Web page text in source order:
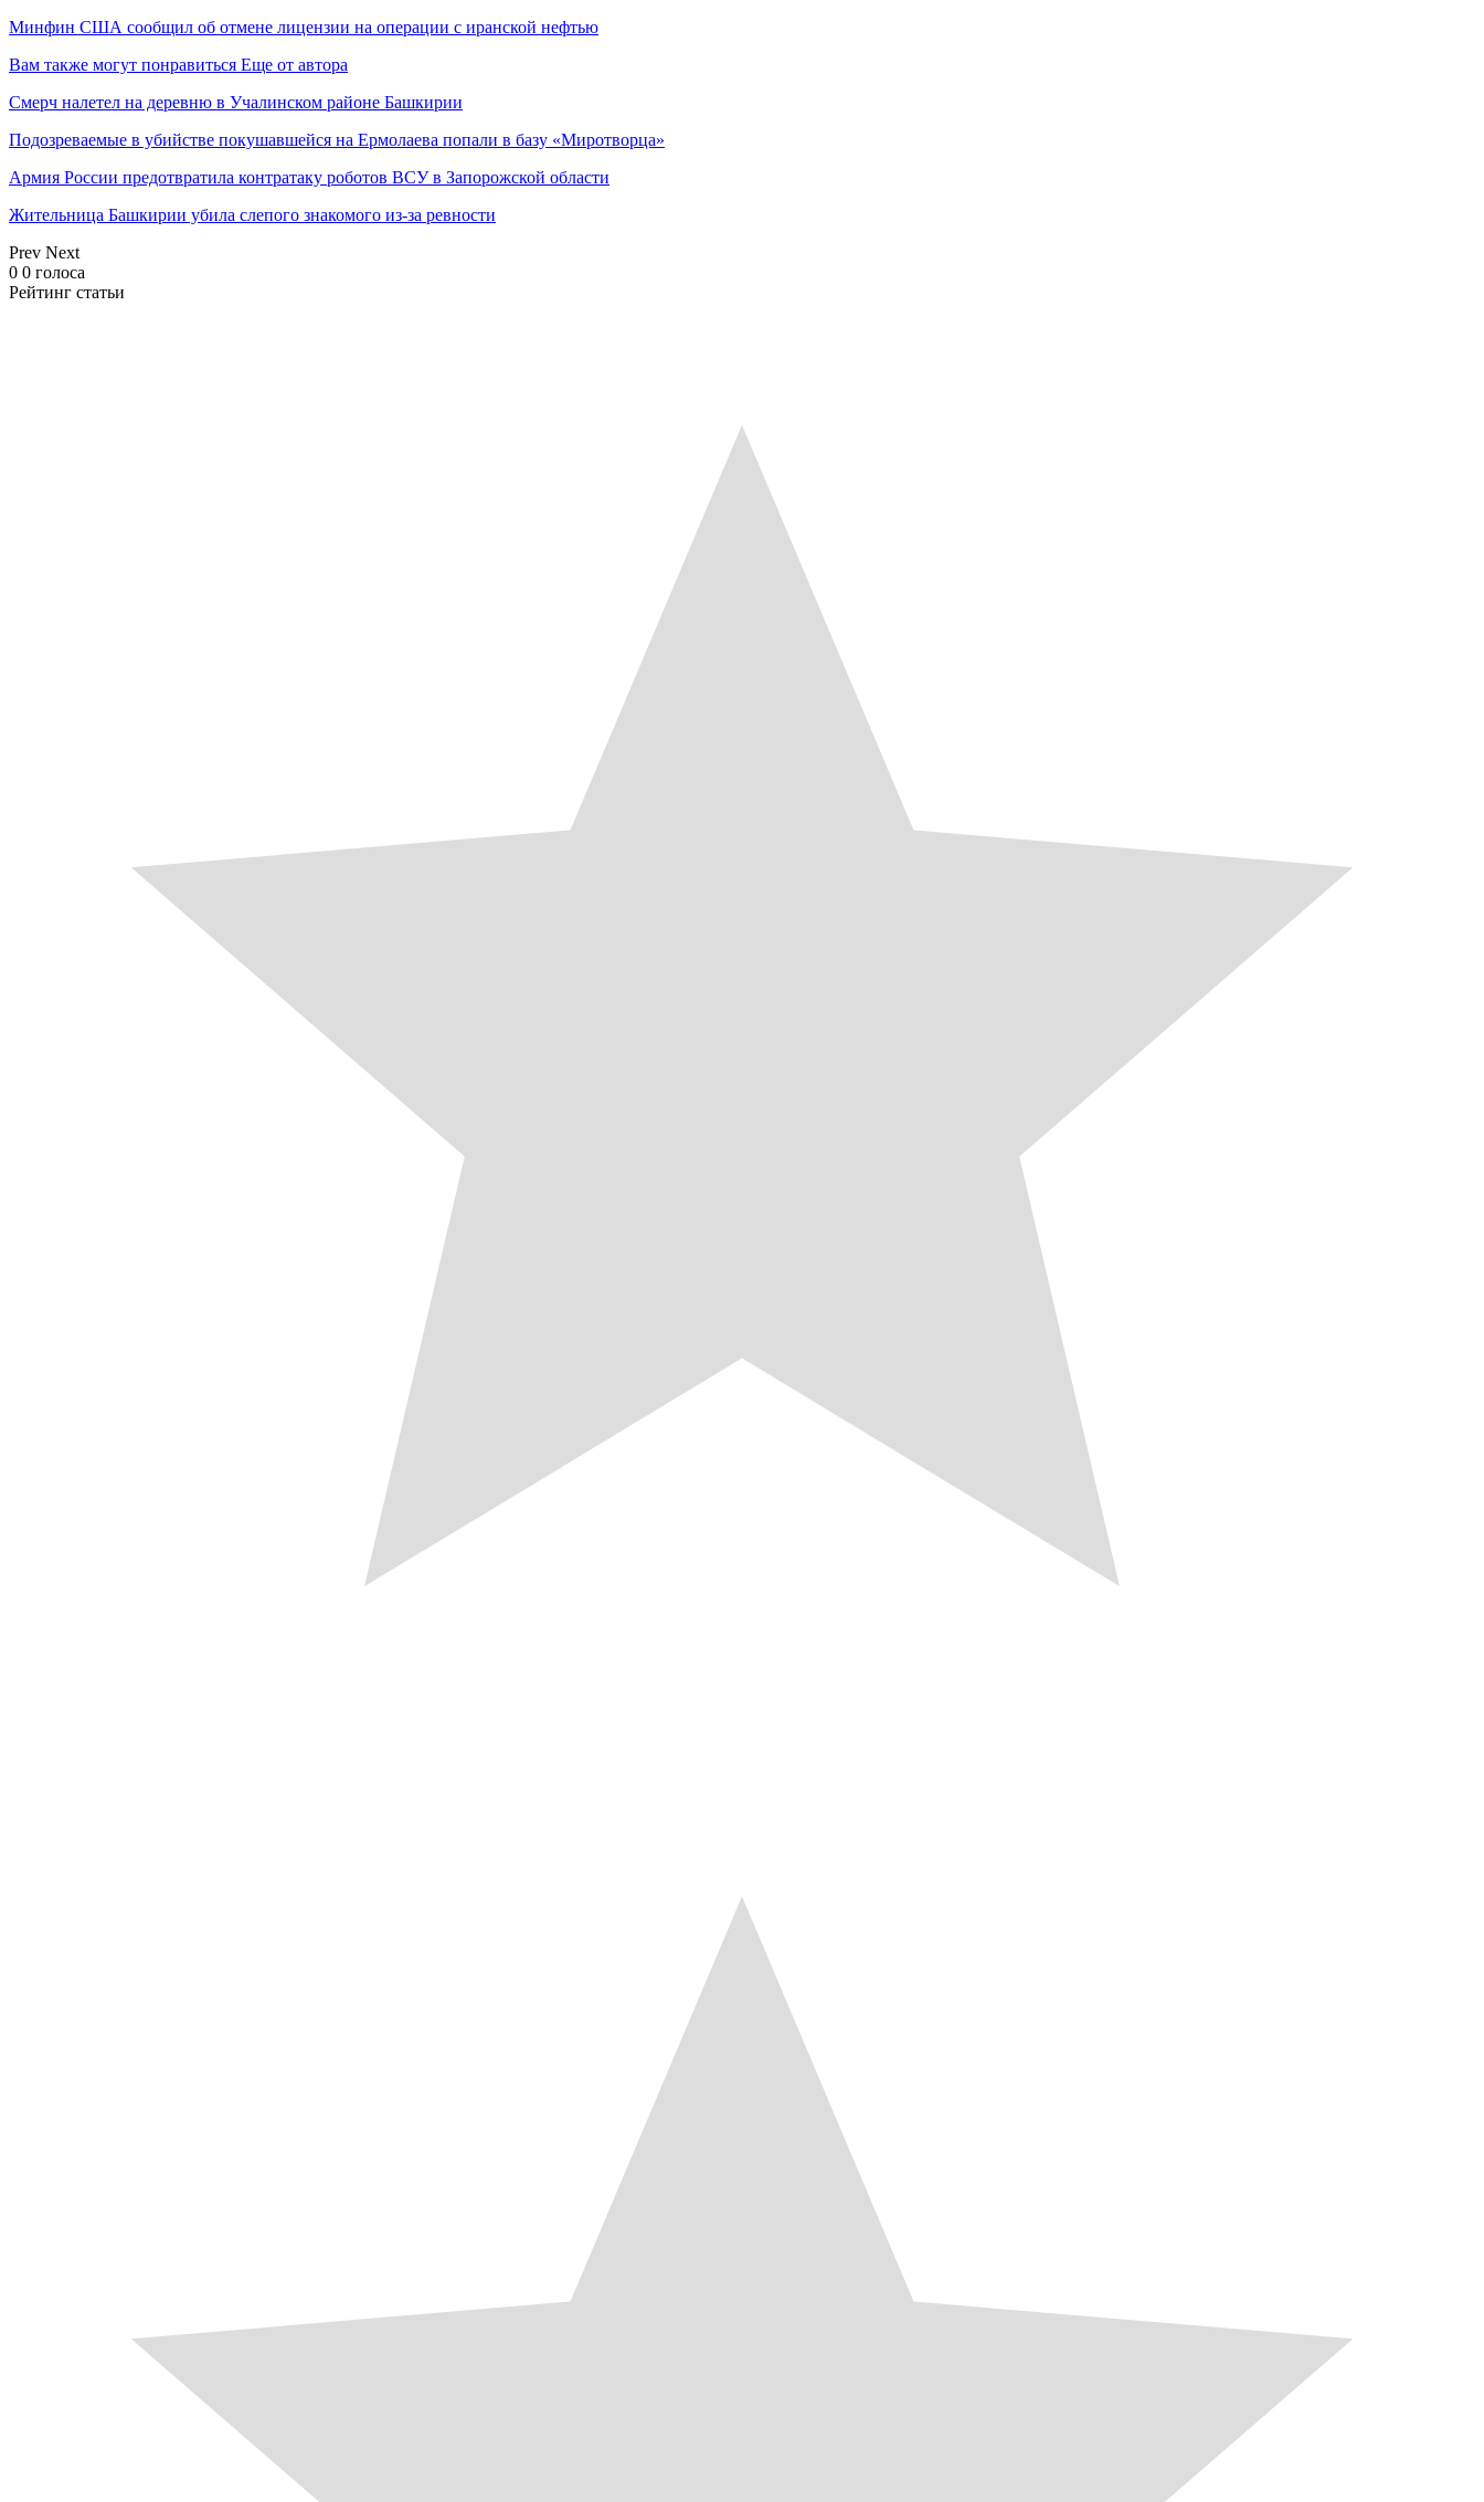
Минфин США сообщил об отмене лицензии на операции с иранской нефтью
Вам также могут понравиться Еще от автора
Смерч налетел на деревню в Учалинском районе Башкирии
Подозреваемые в убийстве покушавшейся на Ермолаева попали в базу «Миротворца»
Армия России предотвратила контратаку роботов ВСУ в Запорожской области
Жительница Башкирии убила слепого знакомого из-за ревности
Prev Next
0 0 голоса
Рейтинг статьи